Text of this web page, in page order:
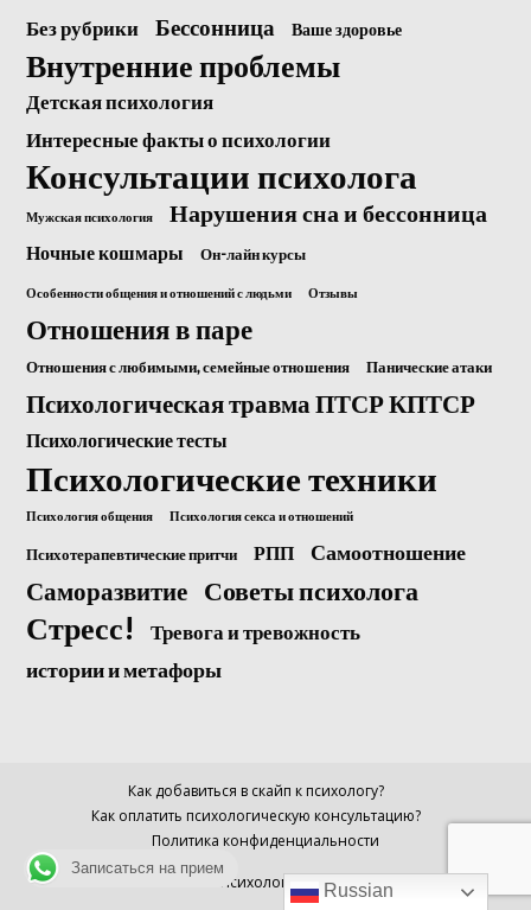
Без рубрики Бессонница Ваше здоровье
Внутренние проблемы
Детская психология
Интересные факты о психологии
Консультации психолога
Мужская психология Нарушения сна и бессонница
Ночные кошмары Он-лайн курсы
Особенности общения и отношений с людьми Отзывы
Отношения в паре
Отношения с любимыми, семейные отношения Панические атаки
Психологическая травма ПТСР КПТСР
Психологические тесты
Психологические техники
Психология общения Психология секса и отношений
Психотерапевтические притчи РПП Самоотношение
Саморазвитие Советы психолога
Стресс! Тревога и тревожность
истории и метафоры
Как добавиться в скайп к психологу?
Как оплатить психологическую консультацию?
Политика конфиденциальности
© Психолог АннаRussian
Записаться на прием